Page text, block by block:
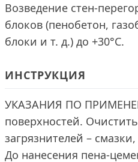
Возведение стен-
блоков (пенобетон,
блоки и т. д.) до +30°С.
ИНСТРУКЦИЯ
УКАЗАНИЯ ПО
поверхностей.
загрязнителей –
До нанесения пена-